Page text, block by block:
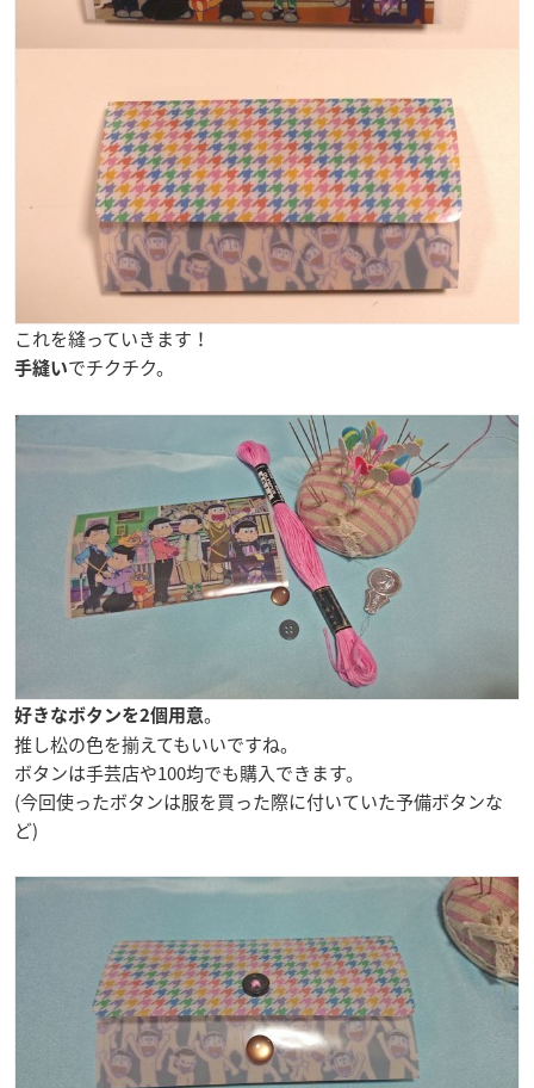
これを縫っていきます！
手縫いでチクチク。
好きなボタンを2個用意。
推し松の色を揃えてもいいですね。
ボタンは手芸店や100均でも購入できます。
(今回使ったボタンは服を買った際に付いていた予備ボタンな
ど)